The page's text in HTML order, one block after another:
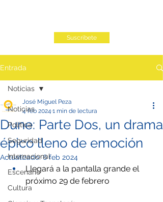
Suscribete
Entrada
Noticias
Política
Seguridad
Internacional
Escenario
Cultura
Noticias
Dune: Parte Dos, un drama
épico lleno de emoción
José Miguel Peza
4 feb 2024 1 min de lectura
Actualizado:6 feb 2024
Llegará a la pantalla grande el
próximo 29 de febrero